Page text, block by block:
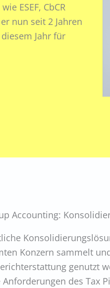
ESEF, CbCR
nun seit 2 Jahren
Jahr für
Accounting:
Konzern sammelt
genutzt
des Tax